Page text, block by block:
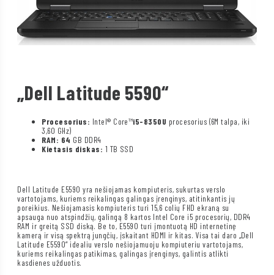
„Dell Latitude 5590“
Procesorius: Intel® Core™i5-8350U procesorius (6M talpa, iki
3,60 GHz)
RAM: 64 GB DDR4
Kietasis diskas: 1 TB SSD
Dell Latitude E5590 yra nešiojamas kompiuteris, sukurtas verslo
vartotojams, kuriems reikalingas galingas įrenginys, atitinkantis jų
poreikius. Nešiojamasis kompiuteris turi 15,6 colių FHD ekraną su
apsauga nuo atspindžių, galingą 8 kartos Intel Core i5 procesorių, DDR4
RAM ir greitą SSD diską. Be to, E5590 turi įmontuotą HD internetinę
kamerą ir visą spektrą jungčių, įskaitant HDMI ir kitas. Visa tai daro „Dell
Latitude E5590“ idealiu verslo nešiojamuoju kompiuteriu vartotojams,
kuriems reikalingas patikimas, galingas įrenginys, galintis atlikti
kasdienes užduotis.